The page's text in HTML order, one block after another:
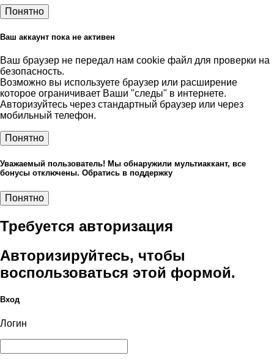
Понятно
Ваш аккаунт пока не активен
Ваш браузер не передал нам cookie файл для проверки на
безопасность.
Возможно вы используете браузер или расширение
которое ограничивает Ваши "следы" в интернете.
Авторизуйтесь через стандартный браузер или через
мобильный телефон.
Понятно
Уважаемый пользователь! Мы обнаружили мультиаккант, все
бонусы отключены. Обратись в поддержку
Понятно
Требуется авторизация
Авторизируйтесь, чтобы
воспользоваться этой формой.
Вход
Логин